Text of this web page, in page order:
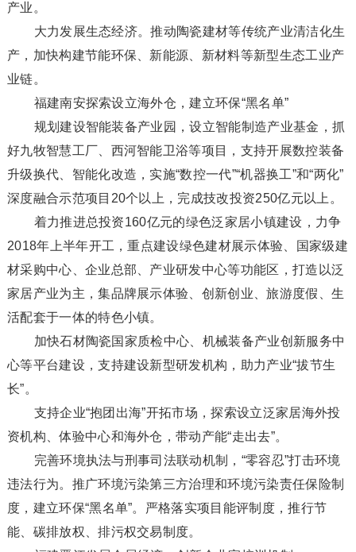
产业。
大力发展生态经济。推动陶瓷建材等传统产业清洁化生
产，加快构建节能环保、新能源、新材料等新型生态工业产
业链。
福建南安探索设立海外仓，建立环保“黑名单”
规划建设智能装备产业园，设立智能制造产业基金，抓
好九牧智慧工厂、西河智能卫浴等项目，支持开展数控装备
升级换代、智能化改造，实施“数控一代”“机器换工”和“两化”
深度融合示范项目20个以上，完成技改投资250亿元以上。
着力推进总投资160亿元的绿色泛家居小镇建设，力争
2018年上半年开工，重点建设绿色建材展示体验、国家级建
材采购中心、企业总部、产业研发中心等功能区，打造以泛
家居产业为主，集品牌展示体验、创新创业、旅游度假、生
活配套于一体的特色小镇。
加快石材陶瓷国家质检中心、机械装备产业创新服务中
心等平台建设，支持建设新型研发机构，助力产业“拔节生
长”。
支持企业“抱团出海”开拓市场，探索设立泛家居海外投
资机构、体验中心和海外仓，带动产能“走出去”。
完善环境执法与刑事司法联动机制，“零容忍”打击环境
违法行为。推广环境污染第三方治理和环境污染责任保险制
度，建立环保“黑名单”。严格落实项目能评制度，推行节
能、碳排放权、排污权交易制度。